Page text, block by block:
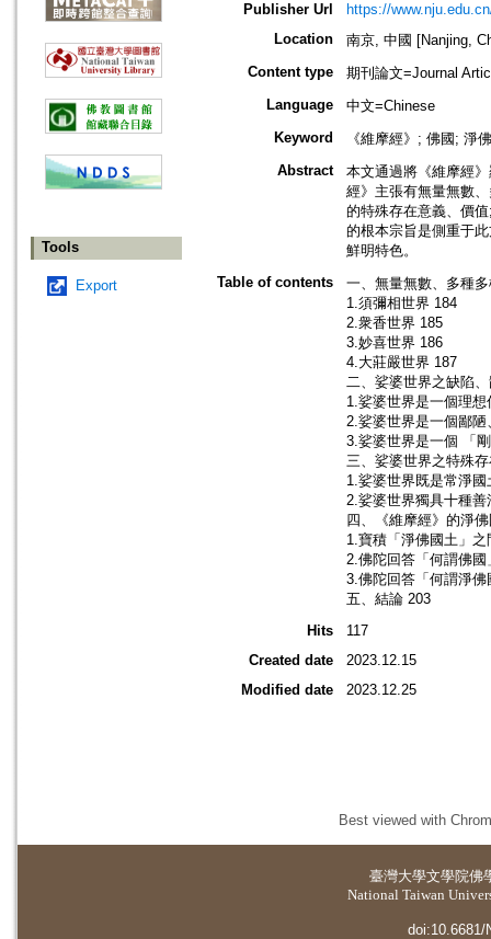
Tools
Export
Publisher Url
https://
Location
南京, 中國 [Nanjing,
Content type
期刊論文=Journal
Language
中文=Chinese
Keyword
《維摩經》; 佛國; 淨
Abstract
本文通過將《維摩經
經》主張有無量無數
的特殊存在意義、價
的根本宗旨是側重于
鮮明特色。
Table of contents
一、無量無數、多種
1.須彌相世界 184
2.衆香世界 185
3.妙喜世界 186
4.大莊嚴世界 187
二、娑婆世界之缺陷
1.娑婆世界是一個理
2.娑婆世界是一個鄙
3.娑婆世界是一個 「
三、娑婆世界之特殊
1.娑婆世界既是常淨
2.娑婆世界獨具十種善
四、《維摩經》的淨
1.寶積「淨佛國土」之
2.佛陀回答「何謂佛國
3.佛陀回答「何謂淨佛
五、結論 203
Hits
117
Created date
2023.12.15
Modified date
2023.12.25
Best viewed with
臺灣大學文學院佛
National Taiwan
doi:10.6681/